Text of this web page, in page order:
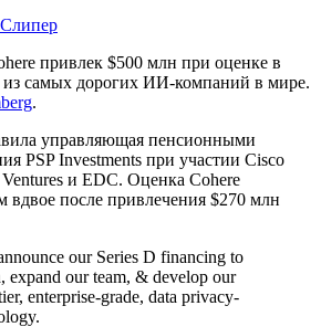
привлек $500 млн при оценке в
из самых дорогих ИИ-компаний в мире.
.
управляющая пенсионными
PSP Investments при участии Cisco
и EDC. Оценка Cohere
вдвое после привлечения $270 млн
our Series D financing to
expand our team, & develop our
enterprise-grade, data privacy-